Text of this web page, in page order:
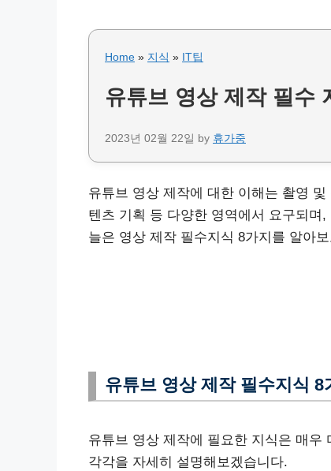
Home » 지식 » IT팁
유튜브 영상 제작 필수
2023년 02월 22일 by 휴가중
유튜브 영상 제작에 대한 이해는 촬영
텐츠 기획 등 다양한 영역에서 요구되며
늘은 영상 제작 필수지식 8가지를 알아
유튜브 영상 제작 필수지식 8
유튜브 영상 제작에 필요한 지식은 매우
각각을 자세히 설명해보겠습니다.